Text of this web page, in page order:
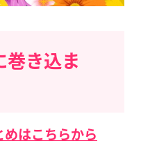
き込ま
はこちらから